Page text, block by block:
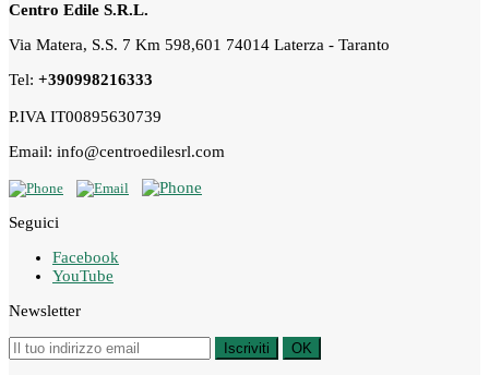
Centro Edile S.R.L.
Via Matera, S.S. 7 Km 598,601 74014 Laterza - Taranto
Tel: +390998216333
P.IVA IT00895630739
Email: info@centroedilesrl.com
Seguici
Facebook
YouTube
Newsletter
Iscriviti OK